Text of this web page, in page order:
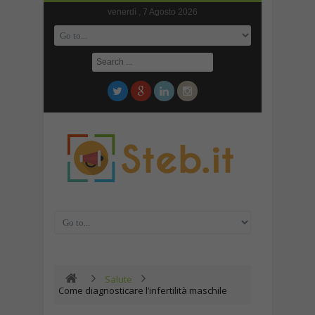
venerdì , 7 Agosto 2026
Salute
Come diagnosticare l’infertilità maschile